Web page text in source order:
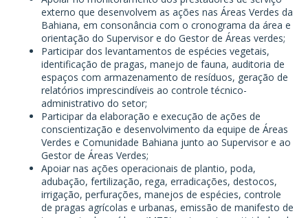
externo que desenvolvem as ações nas Áreas Verdes da
Bahiana, em consonância com o cronograma da área e
orientação do Supervisor e do Gestor de Áreas verdes;
Participar dos levantamentos de espécies vegetais,
identificação de pragas, manejo de fauna, auditoria de
espaços com armazenamento de resíduos, geração de
relatórios imprescindíveis ao controle técnico-
administrativo do setor;
Participar da elaboração e execução de ações de
conscientização e desenvolvimento da equipe de Áreas
Verdes e Comunidade Bahiana junto ao Supervisor e ao
Gestor de Áreas Verdes;
Apoiar nas ações operacionais de plantio, poda,
adubação, fertilização, rega, erradicações, destocos,
irrigação, perfurações, manejos de espécies, controle
de pragas agrícolas e urbanas, emissão de manifesto de